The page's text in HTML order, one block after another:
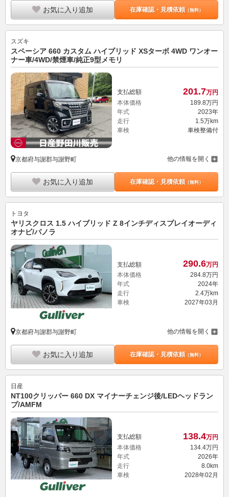
お気に入り追加 在庫確認・見積依頼（無料）
スズキ
スペーシア 660 カスタム ハイブリッド XSターボ 4WD ワンオー
ナー車/4WD/禁煙車/純正9型メモリ
支払総額 201.7万円
本体価格
189. 8万円
年式
2023年
走行
1.5万km
車検
車検整備付
京都府与謝郡与謝野町 他の情報を開く
お気に入り追加 在庫確認・見積依頼（無料）
トヨタ
ヤリスクロス 1.5 ハイブリッド Z 8インチディスプレイオーディ
オナビ/パノラ
支払総額 290.6万円
本体価格
284.8万円
年式
2024年
走行
2.4万km
車検
2027年03月
京都府与謝郡与謝野町 他の情報を開く
お気に入り追加 在庫確認・見積依頼（無料）
日産
NT100クリッパー 660 DX マイナーチェンジ後/LEDヘッドラン
プ/AMFM
支払総額 138.4万円
本体価格
134. 4万円
年式
2026年
走行
8.0km
車検
2028年02月